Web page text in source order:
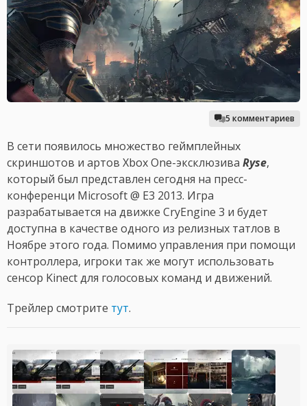
5 комментариев
В сети появилось множество геймплейных
скриншотов и артов Xbox One-эксклюзива Ryse,
который был представлен сегодня на пресс-
конференци Microsoft @ E3 2013. Игра
разрабатывается на движке CryEngine 3 и будет
доступна в качестве одного из релизных татлов в
Ноябре этого года. Помимо управления при помощи
контроллера, игроки так же могут использовать
сенсор Kinect для голосовых команд и движений.
Трейлер смотрите тут.